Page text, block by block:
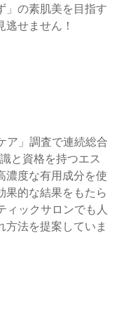
」の素肌美を目指す
せません！
ア」調査で連続総合
と資格を持つエス
濃度な有用成分を使
果的な結果をもたら
ィックサロンでも人
法を提案していま